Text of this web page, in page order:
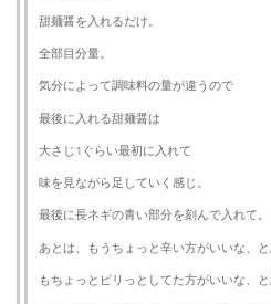
甜麺醤を入れるだけ。
全部目分量。
気分によって調味料の量が違うので
最後に入れる甜麺醤は
大さじ1ぐらい最初に入れて
味を見ながら足していく感じ。
最後に長ネギの青い部分を刻んで入れて。
あとは、もうちょっと辛い方がいいな、
もちょっとピリっとしてた方がいいな、